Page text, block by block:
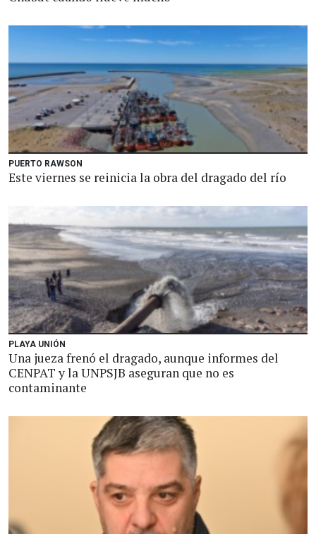
PUERTO RAWSON
Este viernes se reinicia la obra del dragado del río
PLAYA UNIÓN
Una jueza frenó el dragado, aunque informes del
CENPAT y la UNPSJB aseguran que no es
contaminante